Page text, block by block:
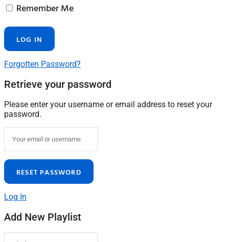
Remember Me
Forgotten Password?
Retrieve your password
Please enter your username or email address to reset your
password.
Log In
Add New Playlist